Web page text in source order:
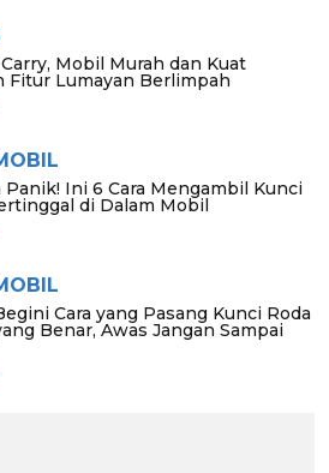
Mobil Murah dan Kuat
Fitur Lumayan Berlimpah
Panik! Ini 6 Cara Mengambil Kunci
di Dalam Mobil
Cara yang Pasang Kunci Roda
Benar, Awas Jangan Sampai